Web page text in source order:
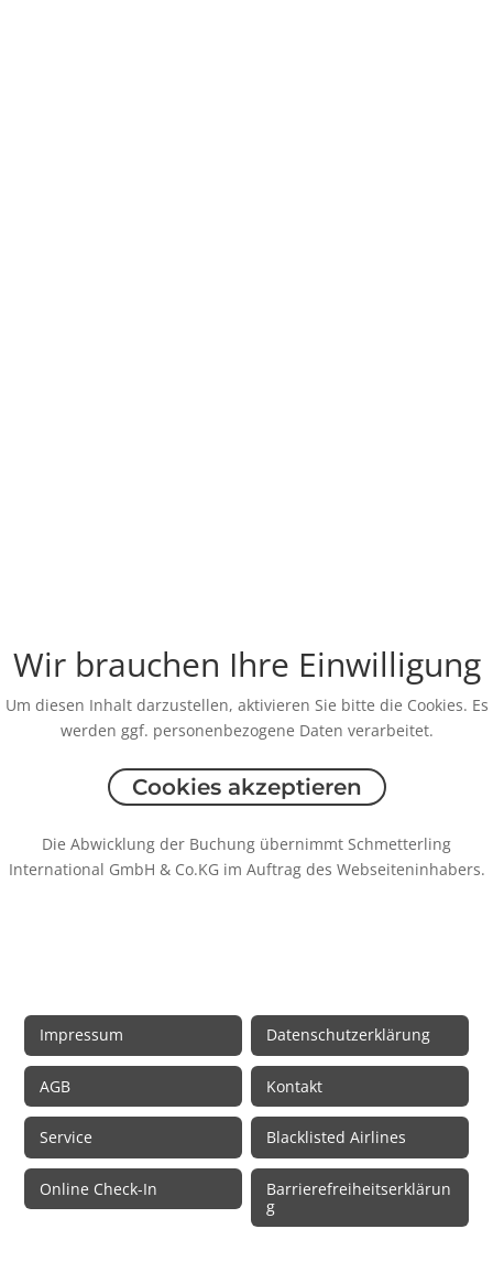
Wir brauchen Ihre Einwilligung
Um diesen Inhalt darzustellen, aktivieren Sie bitte die Cookies. Es
werden ggf. personenbezogene Daten verarbeitet.
Cookies akzeptieren
Die Abwicklung der Buchung übernimmt Schmetterling
International GmbH & Co.KG im Auftrag des Webseiteninhabers.
Impressum Datenschutzerklärung
AGB Kontakt
Service Blacklisted Airlines
Online Check-In
Barrierefreiheitserklärun
g